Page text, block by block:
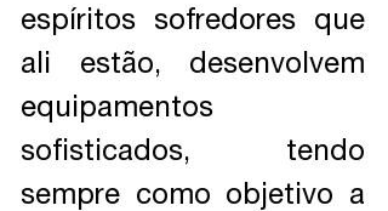
espíritos sofredores que
ali estão, desenvolvem
equipamentos
sofisticados, tendo
sempre como objetivo a